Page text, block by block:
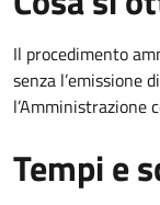
Il procedimento
senza l’emissione
l’Amministrazione
Tempi e